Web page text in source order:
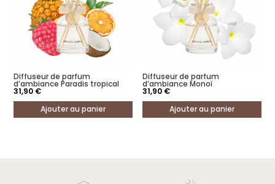
Diffuseur de parfum
d’ambiance Paradis tropical
31,90 €
Ajouter au panier
Diffuseur de parfum
d’ambiance Monoï
31,90 €
Ajouter au panier